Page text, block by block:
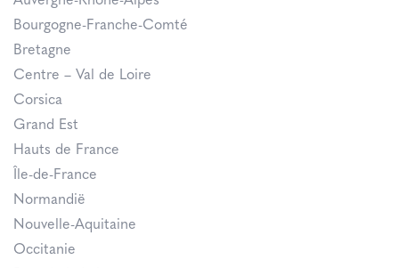
Bourgogne-Franche-Comté
Bretagne
Centre – Val de Loire
Corsica
Grand Est
Hauts de France
Île-de-France
Normandië
Nouvelle-Aquitaine
Occitanie